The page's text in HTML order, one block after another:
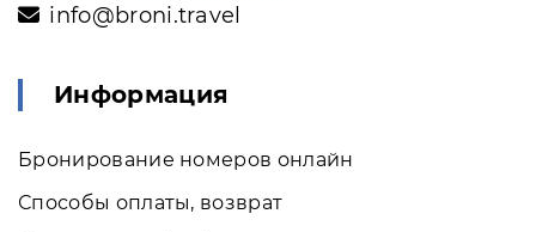
info@broni.travel
Информация
Бронирование номеров онлайн
Способы оплаты, возврат